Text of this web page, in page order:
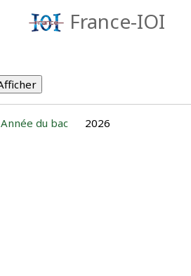
France-IOI
Année du bac 2026